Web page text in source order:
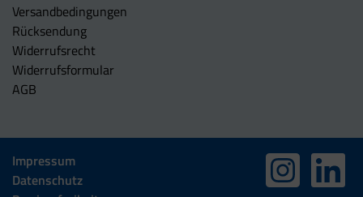
Versandbedingungen
Rücksendung
Widerrufsrecht
Widerrufsformular
AGB
Impressum
Datenschutz